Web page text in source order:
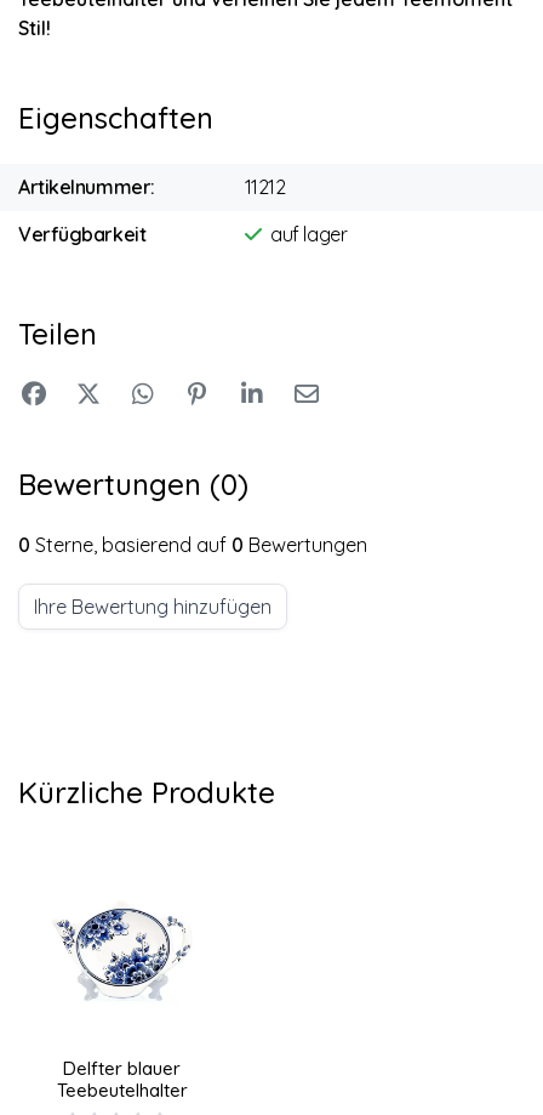
Stil!
Eigenschaften
Artikelnummer:
11212
Verfügbarkeit
auf lager
Teilen
Bewertungen (0)
0 Sterne, basierend auf 0 Bewertungen
Ihre Bewertung hinzufügen
Kürzliche Produkte
Delfter blauer
Teebeutelhalter